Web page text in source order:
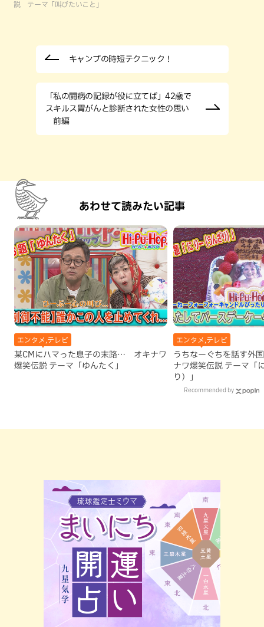
説 テーマ「叫びたいこと」
キャンプの時短テクニック！
「私の闘病の記録が役に立てば」42歳で
スキルス胃がんと診断された女性の思い
前編
あわせて読みたい記事
エンタメ,テレビ
某CMにハマった息子の末路… オキナワ
爆笑伝説 テーマ「ゆんたく」
エンタメ,テレビ
うちなーぐちを話す外
ナワ爆笑伝説 テーマ「
り）」
Recommended by